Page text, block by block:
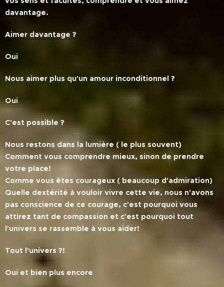
davantage.
Aimer davantage ?
Oui
Nous aimer plus qu'un amour inconditionnel ?
Oui
C'est possible ?
Nous restons dans la lumière ( le plus souvent)
Comment vous comprendre mieux, sinon de prendre
votre place!
Comme vous êtes courageux ( beaucoup d'admiration)
Quelle dextérité à vouloir vivre cette vie, nous n'avons
pas conscience de ce courage, c'est pourquoi vous
attirez tant de compassion et c'est pourquoi tout
l'univers se rassemble à vous aider!
Tout l'univers ?!
Oui et bien plus encore